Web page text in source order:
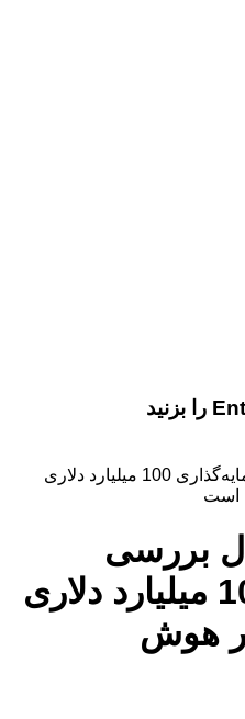
بررسی
سرمایه‌گذاری 100 میلیارد دلاری
هوش